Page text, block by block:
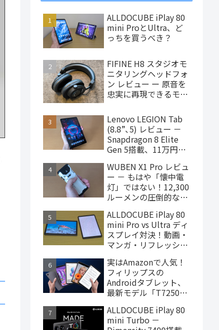
ALLDOCUBE iPlay 80
mini ProとUltra、ど
っちを買うべき？
FIFINE H8 スタジオモ
ニタリングヘッドフォ
ン レビュー ー 原音を
忠実に再現できるモニ
4,000円台で購入でき
ます
Lenovo LEGION Tab
(8.8”､5) レビュー －
Snapdragon 8 Elite
Gen 5搭載、11万円台
ゲーミングタブレット
WUBEN X1 Pro レビュ
ー － もはや「懐中電
灯」ではない！12,300
ルーメンの圧倒的な輝
LEDライト
ALLDOCUBE iPlay 80
mini Pro vs Ultra ディ
スプレイ対決！動画・
マンガ・リフレッシュ
実はAmazonで人気！
フィリップスの
Androidタブレット、
最新モデル「T7250」
ALLDOCUBE iPlay 80
mini Turbo －